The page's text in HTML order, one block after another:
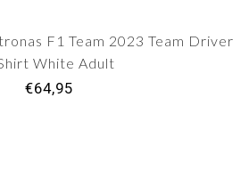
F1 Team 2023 Team Driver
White Adult
€64,95